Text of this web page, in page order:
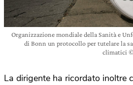
Organizzazione mondiale della Sanità e
di Bonn un protocollo per tutelare la
climatici
La dirigente ha ricordato inoltre